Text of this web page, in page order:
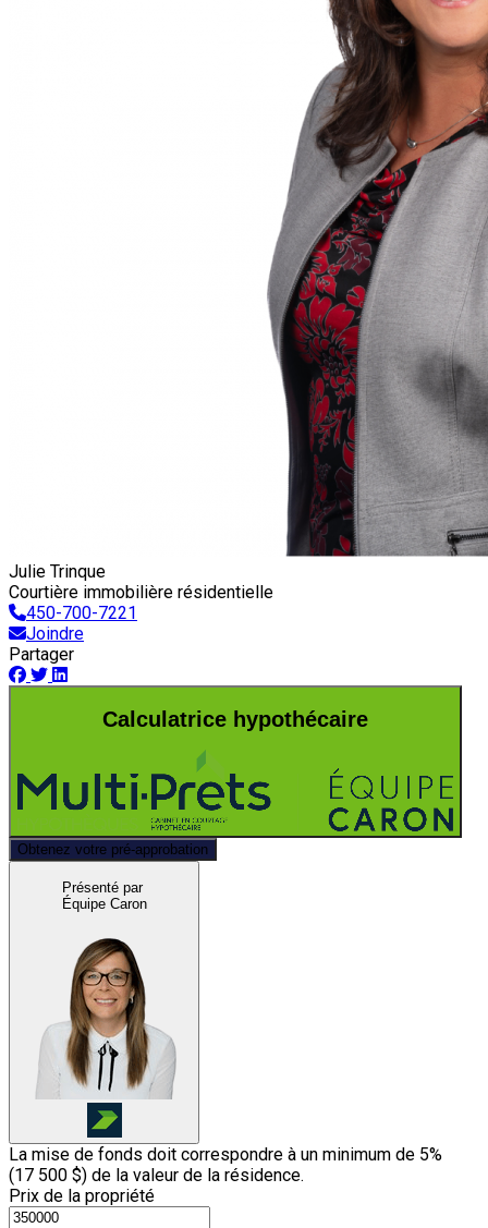
Julie Trinque
Courtière immobilière résidentielle
450-700-7221
Joindre
Partager
Calculatrice hypothécaire
Obtenez votre pré-approbation
Présenté par
Équipe Caron
La mise de fonds doit correspondre à un minimum de 5%
(17 500 $) de la valeur de la résidence.
Prix de la propriété